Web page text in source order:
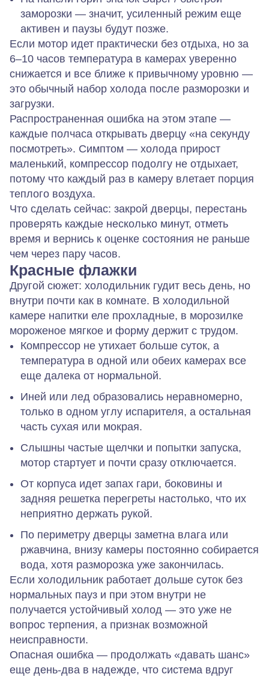
заморозки — значит, усиленный режим еще
активен и паузы будут позже.
Если мотор идет практически без отдыха, но за
6–10 часов температура в камерах уверенно
снижается и все ближе к привычному уровню —
это обычный набор холода после разморозки и
загрузки.
Распространенная ошибка на этом этапе —
каждые полчаса открывать дверцу «на секунду
посмотреть». Симптом — холода прирост
маленький, компрессор подолгу не отдыхает,
потому что каждый раз в камеру влетает порция
теплого воздуха.
Что сделать сейчас: закрой дверцы, перестань
проверять каждые несколько минут, отметь
время и вернись к оценке состояния не раньше
чем через пару часов.
Красные флажки
Другой сюжет: холодильник гудит весь день, но
внутри почти как в комнате. В холодильной
камере напитки еле прохладные, в морозилке
мороженое мягкое и форму держит с трудом.
Компрессор не утихает больше суток, а
температура в одной или обеих камерах все
еще далека от нормальной.
Иней или лед образовались неравномерно,
только в одном углу испарителя, а остальная
часть сухая или мокрая.
Слышны частые щелчки и попытки запуска,
мотор стартует и почти сразу отключается.
От корпуса идет запах гари, боковины и
задняя решетка перегреты настолько, что их
неприятно держать рукой.
По периметру дверцы заметна влага или
ржавчина, внизу камеры постоянно собирается
вода, хотя разморозка уже закончилась.
Если холодильник работает дольше суток без
нормальных пауз и при этом внутри не
получается устойчивый холод — это уже не
вопрос терпения, а признак возможной
неисправности.
Опасная ошибка — продолжать «давать шанс»
еще день‑два в надежде, что система вдруг